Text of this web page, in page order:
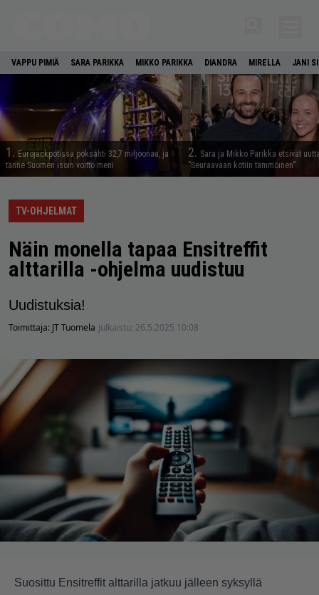
VAPPU PIMIÄ SARA PARIKKA MIKKO PARIKKA DIANDRA MIRELLA JANI
1. Eurojackpotissa poksahti 32,7 miljoonaa, ja
tänne Suomen isoin voitto meni
2. Sara ja Mikko Parikka etsivät
”Seuraavaan kotiin tämmöinen”
TV-OHJELMAT
Näin monella tapaa Ensitreffit
alttarilla -ohjelma uudistuu
Uudistuksia!
Toimittaja: JT Tuomela Julkaistu: 26.5.2025 10:08
Suosittu Ensitreffit alttarilla jatkuu jälleen syksyllä